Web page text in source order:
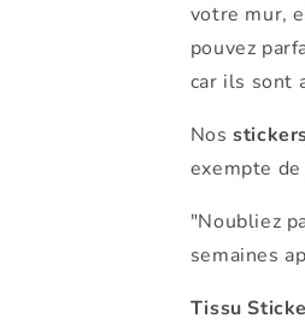
votre mur,
pouvez
car ils sont
Nos
exempte
"Noubliez
semaines
Tissu